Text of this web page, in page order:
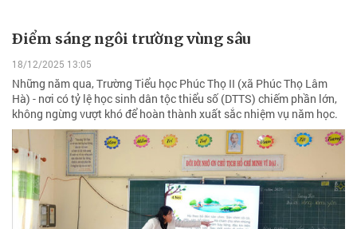
Ðiểm sáng ngôi trường vùng sâu
18/12/2025 13:05
Những năm qua, Trường Tiểu học Phúc Thọ II (xã Phúc Thọ Lâm
Hà) - nơi có tỷ lệ học sinh dân tộc thiểu số (DTTS) chiếm phần lớn,
không ngừng vượt khó để hoàn thành xuất sắc nhiệm vụ năm học.